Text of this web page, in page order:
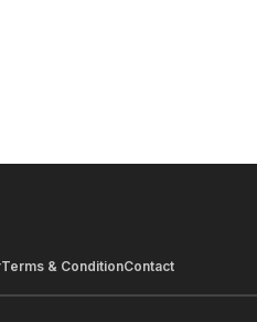
Terms & ConditionContact